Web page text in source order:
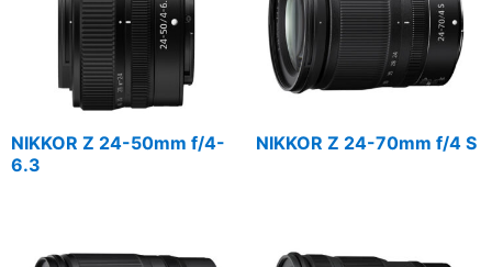
NIKKOR Z 24-50mm f/4-
6.3
NIKKOR Z 24-70mm f/4 S